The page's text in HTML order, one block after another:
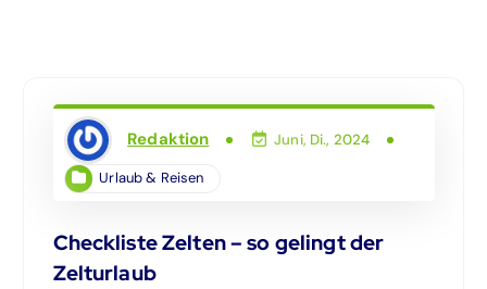
Redaktion Juni, Di., 2024
Urlaub & Reisen
Checkliste Zelten – so gelingt der
Zelturlaub